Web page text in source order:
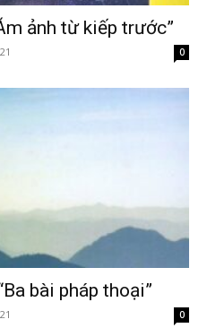
ảnh từ kiếp trước”
0
bài pháp thoại”
0